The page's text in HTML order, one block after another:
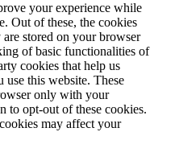
your experience while
Out of these, the cookies
are stored on your browser
of basic functionalities of
cookies that help us
use this website. These
only with your
to opt-out of these cookies.
may affect your